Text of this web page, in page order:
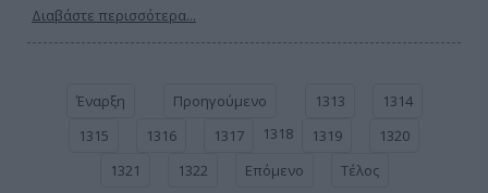
Διαβάστε περισσότερα...
Έναρξη Προηγούμενο 1313
1314
1315
1316 1317 1318 1319
1320
1321
1322 Επόμενο
Τέλος